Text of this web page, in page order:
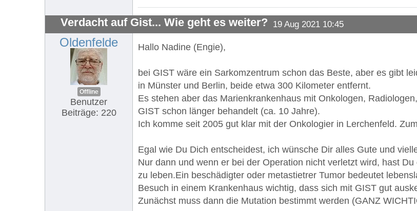
Verdacht auf Gist... Wie geht es weiter? 19 Aug 2021 10:45
Oldenfelde
Offline
Benutzer
Beiträge: 220
Hallo Nadine (Engie),
bei GIST wäre ein Sarkomzentrum schon das Beste, aber es gibt
in Münster und Berlin, beide etwa 300 Kilometer entfernt.
Es stehen aber das Marienkrankenhaus mit Onkologen,
GIST schon länger behandelt (ca. 10 Jahre).
Ich komme seit 2005 gut klar mit der Onkologier in Lerchenfeld.
Egal wie Du Dich entscheidest, ich wünsche Dir alles Gute und
Nur dann und wenn er bei der Operation nicht verletzt wird, hast
zu leben.Ein beschädigter oder metastietrer Tumor bedeutet
Besuch in einem Krankenhaus wichtig, dass sich mit GIST gut
Zunächst muss dann die Mutation bestimmt werden (GANZ